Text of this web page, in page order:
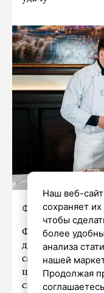
Фото: Дмитрий
дневника»
самого
цзяоцзы. Это
символизирует
Наш веб-
сохраняет
чтобы
более
анализа
нашей
Продолжая